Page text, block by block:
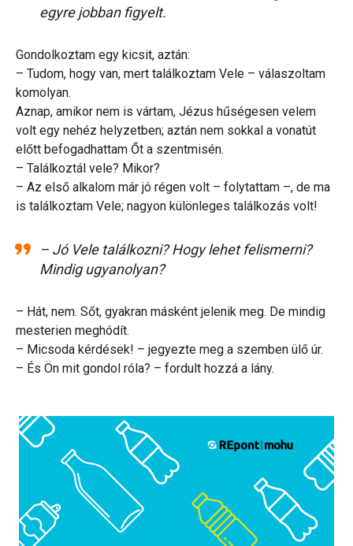
egyre jobban figyelt.
Gondolkoztam egy kicsit, aztán:
– Tudom, hogy van, mert találkoztam Vele – válaszoltam
komolyan.
Aznap, amikor nem is vártam, Jézus hűségesen velem
volt egy nehéz helyzetben; aztán nem sokkal a vonatút
előtt befogadhattam Őt a szentmisén.
– Találkoztál vele? Mikor?
– Az első alkalom már jó régen volt – folytattam –, de ma
is találkoztam Vele; nagyon különleges találkozás volt!
– Jó Vele találkozni? Hogy lehet felismerni?
Mindig ugyanolyan?
– Hát, nem. Sőt, gyakran másként jelenik meg. De mindig
mesterien meghódít.
– Micsoda kérdések! – jegyezte meg a szemben ülő úr.
– És Ön mit gondol róla? – fordult hozzá a lány.